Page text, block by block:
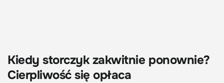
Kiedy storczyk zakwitnie ponownie?
Cierpliwość się opłaca